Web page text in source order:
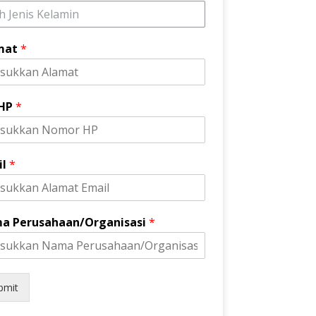
Jenis Kelamin
*
*
*
Perusahaan/Organisasi *